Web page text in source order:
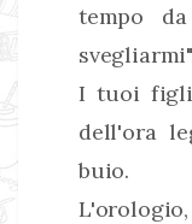
tempo
I tuoi figli
dell'ora
buio.